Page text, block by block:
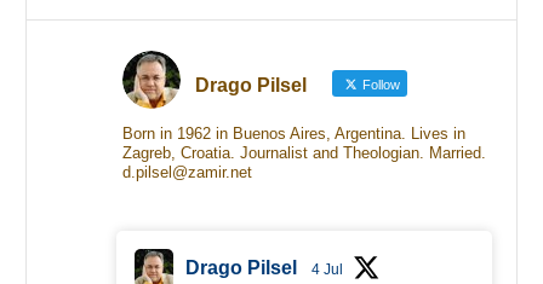
Drago Pilsel Follow
Born in 1962 in Buenos Aires, Argentina. Lives in
Zagreb, Croatia. Journalist and Theologian. Married.
d.pilsel@zamir.net
Drago Pilsel 4 Jul